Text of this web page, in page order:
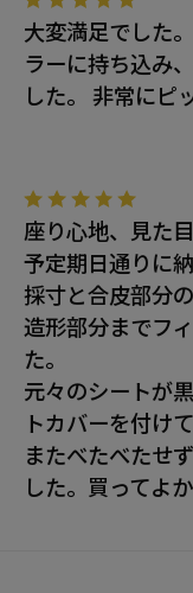
大変満足でした
ラーに持ち込み
した。 非常にピ
座り心地、見た
予定期日通りに
採寸と合皮部分
造形部分までフ
た。
元々のシートが
トカバーを付け
またべたべたせ
した。買ってよ